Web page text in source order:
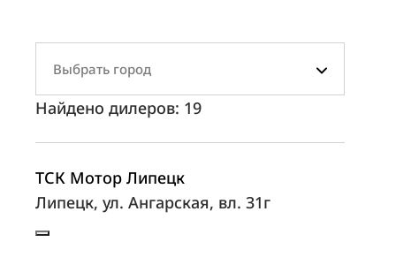
Выбрать город
Найдено дилеров: 19
ТСК Мотор Липецк
Липецк, ул. Ангарская, вл. 31г